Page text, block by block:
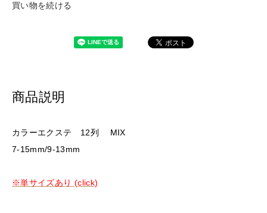
買い物を続ける
商品説明
カラーエクステ 12列 MIX
7-15mm/9-13mm
※単サイズあり (click)